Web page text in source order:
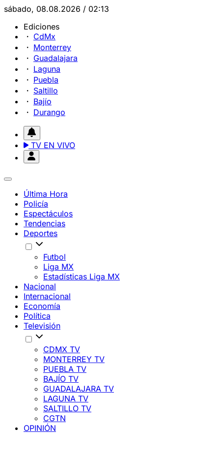
sábado, 08.08.2026 / 02:13
Ediciones
CdMx
Monterrey
Guadalajara
Laguna
Puebla
Saltillo
Bajío
Durango
TV EN VIVO
Última Hora
Policía
Espectáculos
Tendencias
Deportes
Futbol
Liga MX
Estadísticas Liga MX
Nacional
Internacional
Economía
Política
Televisión
CDMX TV
MONTERREY TV
PUEBLA TV
BAJÍO TV
GUADALAJARA TV
LAGUNA TV
SALTILLO TV
CGTN
OPINIÓN